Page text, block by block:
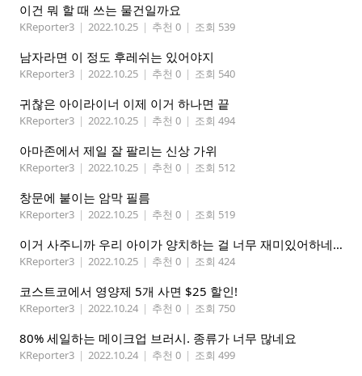
이건 뭐 할 때 쓰는 물건일까요
KReporter3 | 2022.10.25 | 추천 0 | 조회 539
남자라면 이 정도 후레쉬는 있어야지
KReporter3 | 2022.10.25 | 추천 0 | 조회 540
귀찮은 아이라이너 이제 이거 하나면 끝
KReporter3 | 2022.10.25 | 추천 0 | 조회 494
아마존에서 제일 잘 팔리는 신상 가위
KReporter3 | 2022.10.25 | 추천 0 | 조회 512
창문에 붙이는 암막 필름
KReporter3 | 2022.10.25 | 추천 0 | 조회 519
이거 사주니까 우리 아이가 양치하는 걸 너무 재미있어하네요
KReporter3 | 2022.10.25 | 추천 0 | 조회 424
코스트코에서 영양제 5개 사면 $25 할인!
KReporter3 | 2022.10.24 | 추천 0 | 조회 750
80% 세일하는 메이크업 브러시. 종류가 너무 많네요
KReporter3 | 2022.10.24 | 추천 0 | 조회 499